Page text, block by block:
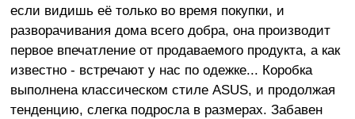
если видишь её только во время покупки, и
разворачивания дома всего добра, она производит
первое впечатление от продаваемого продукта, а как
известно - встречают у нас по одежке... Коробка
выполнена классическом стиле ASUS, и продолжая
тенденцию, слегка подросла в размерах. Забавен